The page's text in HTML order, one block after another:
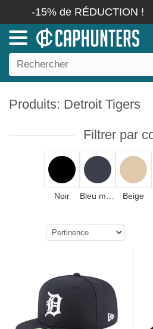
-15% de RÉDUCTION !
Produits: Detroit Tigers
Filtrer par
Noir Beige